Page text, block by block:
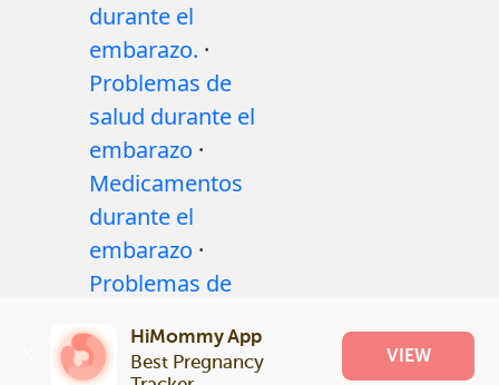
durante el
embarazo. ·
Problemas de
salud durante el
embarazo ·
Medicamentos
durante el
embarazo ·
Problemas de
Articles·Politica
HiMommy App
Best Pregnancy
VIEW